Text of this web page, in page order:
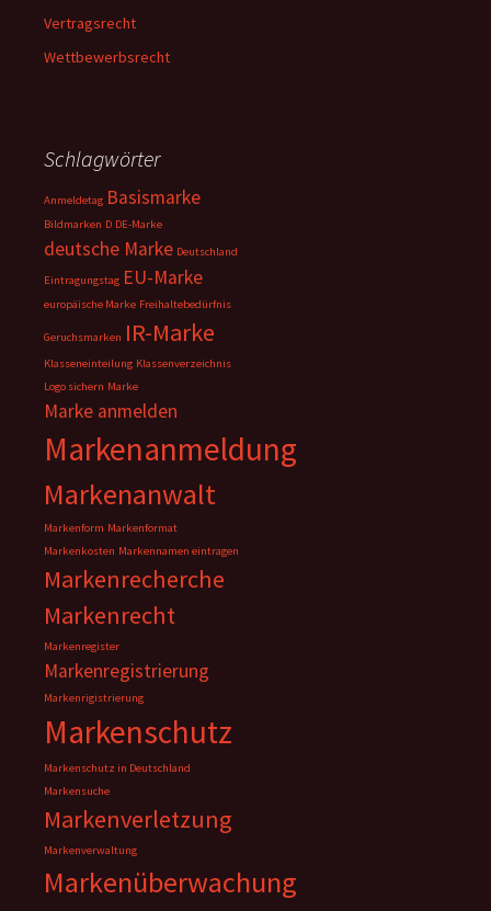
Vertragsrecht
Wettbewerbsrecht
Schlagwörter
Anmeldetag Basismarke
Bildmarken D DE-Marke
deutsche Marke Deutschland
Eintragungstag EU-Marke
europäische Marke Freihaltebedürfnis
Geruchsmarken IR-Marke
Klasseneinteilung Klassenverzeichnis
Logo sichern Marke
Marke anmelden
Markenanmeldung
Markenanwalt
Markenform Markenformat
Markenkosten Markennamen eintragen
Markenrecherche
Markenrecht
Markenregister
Markenregistrierung
Markenrigistrierung
Markenschutz
Markenschutz in Deutschland
Markensuche
Markenverletzung
Markenverwaltung
Markenüberwachung